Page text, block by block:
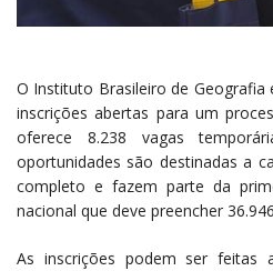
O Instituto Brasileiro de Geografia
inscrições abertas para um
oferece 8.238 vagas
oportunidades são destinadas a
completo e fazem parte da
nacional que deve preencher
As inscrições podem ser